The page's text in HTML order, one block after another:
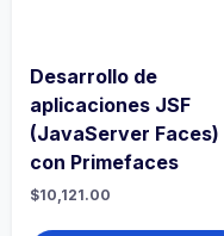
Desarrollo de
aplicaciones JSF
(JavaServer Faces)
con Primefaces
$10,121.00